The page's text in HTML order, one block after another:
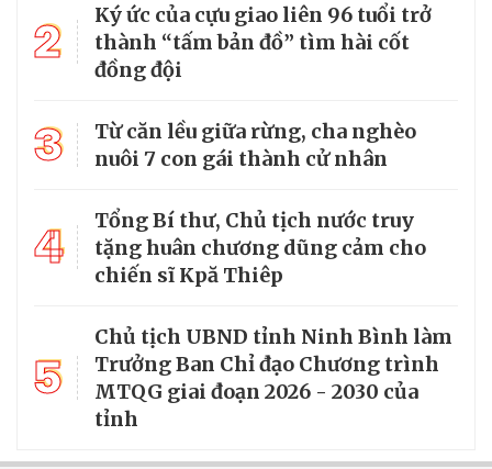
2
Ký ức của cựu giao liên 96 tuổi trở
thành “tấm bản đồ” tìm hài cốt
đồng đội
3
Từ căn lều giữa rừng, cha nghèo
nuôi 7 con gái thành cử nhân
4
Tổng Bí thư, Chủ tịch nước truy
tặng huân chương dũng cảm cho
chiến sĩ Kpă Thiêp
5
Chủ tịch UBND tỉnh Ninh Bình làm
Trưởng Ban Chỉ đạo Chương trình
MTQG giai đoạn 2026 - 2030 của
tỉnh